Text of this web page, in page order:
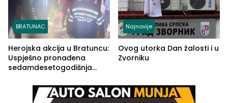
BRATUNAC
Herojska akcija u Bratuncu:
Uspješno pronađena
sedamdesetogodišnja
Kravice.
Najnovije
Ovog utorka Dan žalosti i u
Zvorniku